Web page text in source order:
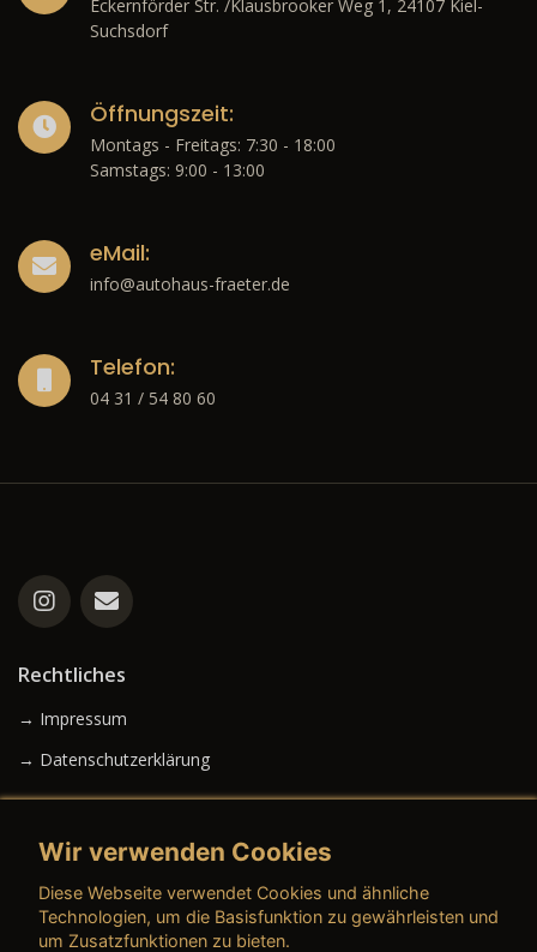
Eckernförder Str. /Klausbrooker Weg 1, 24107 Kiel-
Suchsdorf
Öffnungszeit:
Montags - Freitags: 7:30 - 18:00
Samstags: 9:00 - 13:00
eMail:
info@autohaus-fraeter.de
Telefon:
04 31 / 54 80 60
Rechtliches
→ Impressum
→ Datenschutzerklärung
→ AGB (Gebrauchtwagen)
Wir verwenden Cookies
Diese Webseite verwendet Cookies und ähnliche
Technologien, um die Basisfunktion zu gewährleisten und
um Zusatzfunktionen zu bieten.